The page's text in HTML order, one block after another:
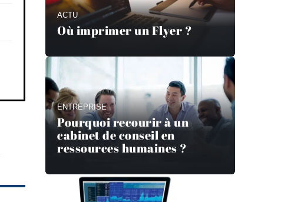
ACTU
Où imprimer un Flyer ?
ENTREPRISE
Pourquoi recourir à un
cabinet de conseil en
ressources humaines ?